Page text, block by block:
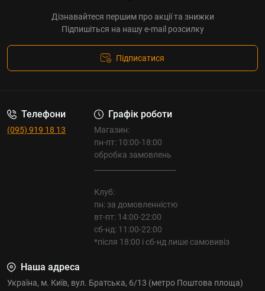
Дізнавайтеся першим про акції та знижки
Підпишіться на нашу e-mail розсилку
Підписатися
Телефони
(095) 919 18 13
Графік роботи
Магазин:
пн-пт: 10:00-18:00
обробка замовлень
Клуб:
пн: за домовленністю
вт-пт: 14:00-22:00
сб-нд: 11:00-22:00
*після 18:00 і сб-нд лише самовивіз
Наша адреса
Україна, м. Київ, вул. Братська, 6/13 (метро Поштова площа)